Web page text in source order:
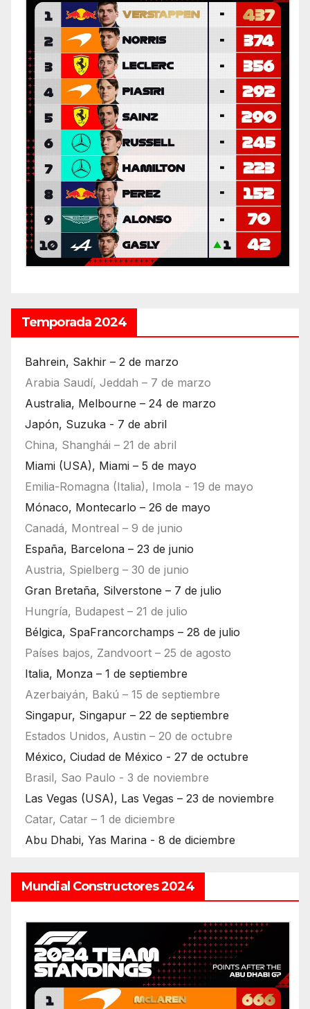
Temporada 2024
Bahrein, Sakhir – 2 de marzo
Arabia Saudí, Jeddah – 7 de marzo
Australia, Melbourne – 24 de marzo
Japón, Suzuka - 7 de abril
China, Shanghái – 21 de abril
Miami (USA), Miami – 5 de mayo
Emilia-Romagna (Italia), Imola - 19 de mayo
Mónaco, Montecarlo – 26 de mayo
Canadá, Montreal – 9 de junio
España, Barcelona – 23 de junio
Austria, Spielberg – 30 de junio
Gran Bretaña, Silverstone – 7 de julio
Hungría, Budapest – 21 de julio
Bélgica, SpaFrancorchamps – 28 de julio
Países bajos, Zandvoort – 25 de agosto
Italia, Monza – 1 de septiembre
Azerbaiyán, Bakú – 15 de septiembre
Singapur, Singapur – 22 de septiembre
Estados Unidos, Austin – 20 de octubre
México, Ciudad de México - 27 de octubre
Brasil, Sao Paulo - 3 de noviembre
Las Vegas (USA), Las Vegas – 23 de noviembre
Catar, Catar – 1 de diciembre
Abu Dhabi, Yas Marina - 8 de diciembre
Mundial Constructores 2024